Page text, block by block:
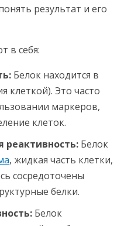
результат и его
в себя:
Белок находится в
клеткой). Это часто
маркеров,
клеток.
реактивность: Белок
, жидкая часть клетки,
сосредоточены
белки.
Белок